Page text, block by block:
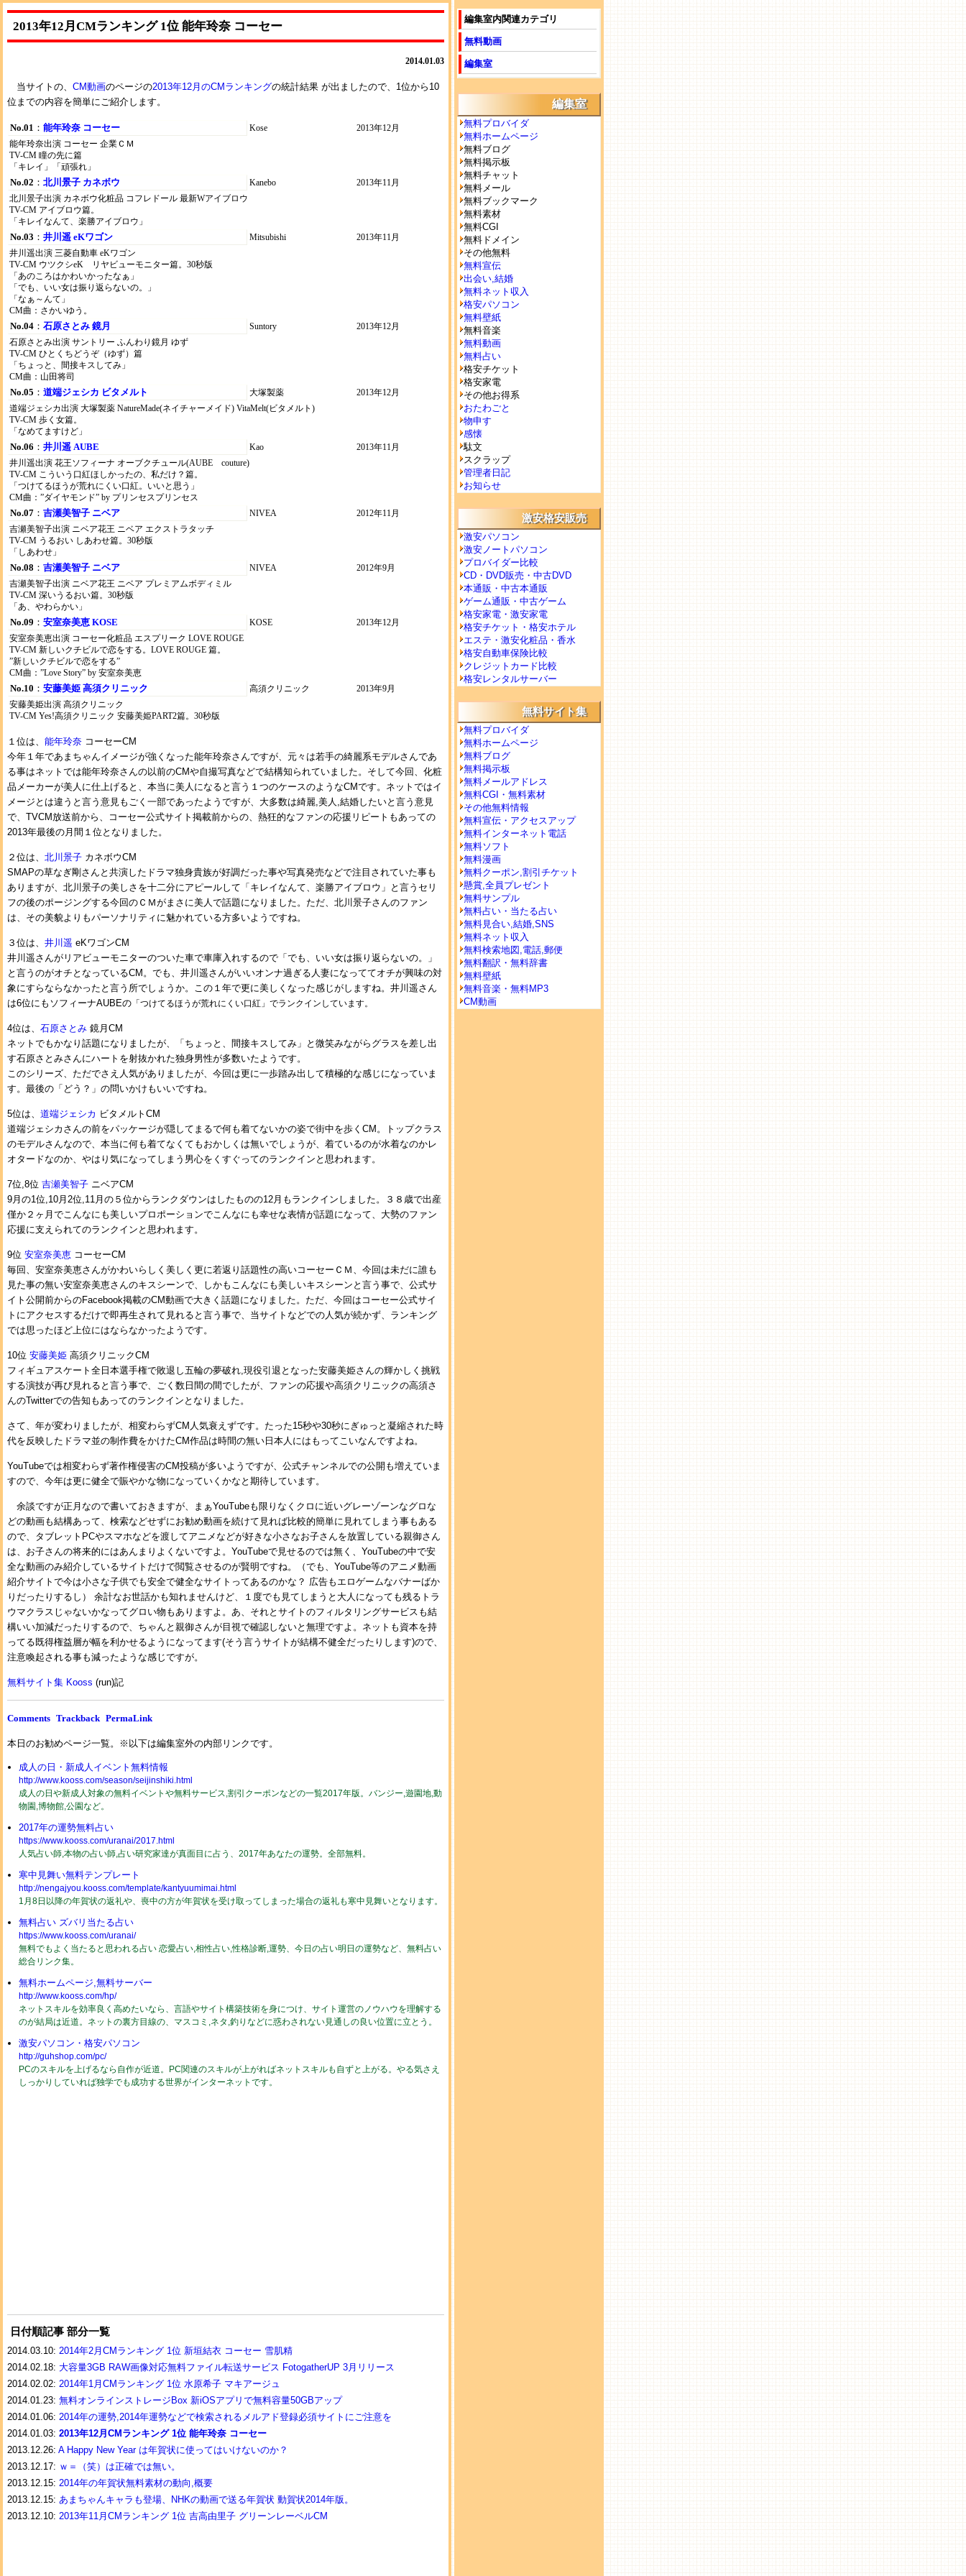
2013年12月CMランキング 1位 能年玲奈 コーセー
2014.01.03
当サイトの、 CM動画のページの2013年12月のCMランキングの統計結果 が出ましたので、1位から10
位までの内容を簡単にご紹介します。
No.01 ： 能年玲奈 コーセー Kose
2013年12月
能年玲奈出演 コーセー 企業ＣＭ
TV-CM 瞳の先に篇
「キレイ」「頑張れ」
No.02 ： 北川景子 カネボウ Kanebo
2013年11月
北川景子出演 カネボウ化粧品 コフレドール 最新Wアイブロウ
TV-CM アイブロウ篇。
「キレイなんて、楽勝アイブロウ」
No.03 ： 井川遥 eKワゴン Mitsubishi
2013年11月
井川遥出演 三菱自動車 eKワゴン
TV-CM ウツクシeK リヤビューモニター篇。30秒版
「あのころはかわいかったなぁ」
「でも、いい女は振り返らないの。」
「なぁ～んて」
CM曲：さかいゆう。
No.04 ： 石原さとみ 鏡月 Suntory
2013年12月
石原さとみ出演 サントリー ふんわり鏡月 ゆず
TV-CM ひとくちどうぞ（ゆず）篇
「ちょっと、間接キスしてみ」
CM曲：山田将司
No.05 ： 道端ジェシカ ビタメルト 大塚製薬
2013年12月
道端ジェシカ出演 大塚製薬 NatureMade(ネイチャーメイド) VitaMelt(ビタメルト)
TV-CM 歩く女篇。
「なめてますけど」
No.06 ： 井川遥 AUBE Kao
2013年11月
井川遥出演 花王ソフィーナ オーブクチュール(AUBE couture)
TV-CM こういう口紅ほしかったの、私だけ？篇。
「つけてるほうが荒れにくい口紅。いいと思う」
CM曲：”ダイヤモンド” by プリンセスプリンセス
No.07 ： 吉瀬美智子 ニベア NIVEA
2012年11月
吉瀬美智子出演 ニベア花王 ニベア エクストラタッチ
TV-CM うるおい しあわせ篇。30秒版
「しあわせ」
No.08 ： 吉瀬美智子 ニベア NIVEA
2012年9月
吉瀬美智子出演 ニベア花王 ニベア プレミアムボディミル
TV-CM 深いうるおい篇。30秒版
「あ、やわらかい」
No.09 ： 安室奈美恵 KOSE KOSE
2013年12月
安室奈美恵出演 コーセー化粧品 エスプリーク LOVE ROUGE
TV-CM 新しいクチビルで恋をする。LOVE ROUGE 篇。
”新しいクチビルで恋をする”
CM曲：”Love Story” by 安室奈美恵
No.10 ： 安藤美姫 高須クリニック 高須クリニック
2013年9月
安藤美姫出演 高須クリニック
TV-CM Yes!高須クリニック 安藤美姫PART2篇。30秒版
１位は、 能年玲奈 コーセーCM
今年１年であまちゃんイメージが強くなった能年玲奈さんですが、元々は若手の綺麗系モデルさんであ
る事はネットでは能年玲奈さんの以前のCMや自撮写真などで結構知られていました。そして今回、化粧
品メーカーが美人に仕上げると、本当に美人になると言う１つのケースのようなCMです。ネットではイ
メージとは違うと言う意見もごく一部であったようですが、大多数は綺麗,美人,結婚したいと言う意見
で、TVCM放送前から、コーセー公式サイト掲載前からの、熱狂的なファンの応援リピートもあっての
2013年最後の月間１位となりました。
２位は、 北川景子 カネボウCM
SMAPの草なぎ剛さんと共演したドラマ独身貴族が好調だった事や写真発売などで注目されていた事も
ありますが、北川景子の美しさを十二分にアピールして「キレイなんて、楽勝アイブロウ」と言うセリ
フの後のポージングする今回のＣＭがまさに美人で話題になりました。ただ、北川景子さんのファン
は、その美貌よりもパーソナリティに魅かれている方多いようですね。
３位は、 井川遥 eKワゴンCM
井川遥さんがリアビューモニターのついた車で車庫入れするので「でも、いい女は振り返らないの。」
と言うのがオチとなっているCM。でも、井川遥さんがいいオンナ過ぎる人妻になっててオチが興味の対
象にすらならなかったと言う所でしょうか。この１年で更に美しくなった感じがしますね。井川遥さん
は6位にもソフィーナAUBEの 「つけてるほうが荒れにくい口紅」でランクインしています。
4位は、 石原さとみ 鏡月CM
ネットでもかなり話題になりましたが、「ちょっと、間接キスしてみ」と微笑みながらグラスを差し出
す石原さとみさんにハートを射抜かれた独身男性が多数いたようです。
このシリーズ、ただでさえ人気がありましたが、今回は更に一歩踏み出して積極的な感じになっていま
す。最後の「どう？」の問いかけもいいですね。
5位は、 道端ジェシカ ビタメルトCM
道端ジェシカさんの前をパッケージが隠してまるで何も着てないかの姿で街中を歩くCM。トップクラス
のモデルさんなので、本当に何も着てなくてもおかしくは無いでしょうが、着ているのが水着なのかレ
オタードなのか、やはり気になってしまう男心をくすぐってのランクインと思われます。
7位,8位 吉瀬美智子 ニベアCM
9月の1位,10月2位,11月の５位からランクダウンはしたものの12月もランクインしました。３８歳で出産
僅か２ヶ月でこんなにも美しいプロポーションでこんなにも幸せな表情が話題になって、大勢のファン
応援に支えられてのランクインと思われます。
9位 安室奈美恵 コーセーCM
毎回、安室奈美恵さんがかわいらしく美しく更に若返り話題性の高いコーセーＣＭ、今回は未だに誰も
見た事の無い安室奈美恵さんのキスシーンで、しかもこんなにも美しいキスシーンと言う事で、公式サ
イト公開前からのFacebook掲載のCM動画で大きく話題になりました。ただ、今回はコーセー公式サイ
トにアクセスするだけで即再生されて見れると言う事で、当サイトなどでの人気が続かず、ランキング
では思ったほど上位にはならなかったようです。
10位 安藤美姫 高須クリニックCM
フィギュアスケート全日本選手権で敗退し五輪の夢破れ,現役引退となった安藤美姫さんの輝かしく挑戦
する演技が再び見れると言う事で、ごく数日間の間でしたが、ファンの応援や高須クリニックの高須さ
んのTwitterでの告知もあってのランクインとなりました。
さて、年が変わりましたが、相変わらずCM人気衰えずです。たった15秒や30秒にぎゅっと凝縮された時
代を反映したドラマ並の制作費をかけたCM作品は時間の無い日本人にはもってこいなんですよね。
YouTubeでは相変わらず著作権侵害のCM投稿が多いようですが、公式チャンネルでの公開も増えていま
すので、今年は更に健全で賑やかな物になっていくかなと期待しています。
余談ですが正月なので書いておきますが、まぁYouTubeも限りなくクロに近いグレーゾーンなグロな
どの動画も結構あって、検索などせずにお勧め動画を続けて見れば比較的簡単に見れてしまう事もある
ので、タブレットPCやスマホなどを渡してアニメなどが好きな小さなお子さんを放置している親御さん
は、お子さんの将来的にはあんまりよくないですよ。YouTubeで見せるのでは無く、YouTubeの中で安
全な動画のみ紹介しているサイトだけで閲覧させるのが賢明ですね。（でも、YouTube等のアニメ動画
紹介サイトで今は小さな子供でも安全で健全なサイトってあるのかな？ 広告もエロゲームなバナーばか
りだったりするし） 余計なお世話かも知れませんけど、１度でも見てしまうと大人になっても残るトラ
ウマクラスじゃないかなってグロい物もありますよ。あ、それとサイトのフィルタリングサービスも結
構いい加減だったりするので、ちゃんと親御さんが目視で確認しないと無理ですよ。ネットも資本を持
ってる既得権益層が幅を利かせるようになってます(そう言うサイトが結構不健全だったりします)ので、
注意喚起される事も減ったような感じですが。
無料サイト集 Kooss (run)記
Comments Trackback PermaLink
本日のお勧めページ一覧。※以下は編集室外の内部リンクです。
成人の日・新成人イベント無料情報
http://www.kooss.com/season/seijinshiki.html
成人の日や新成人対象の無料イベントや無料サービス,割引クーポンなどの一覧2017年版。バンジー,遊園地,動
物園,博物館,公園など。
2017年の運勢無料占い
https://www.kooss.com/uranai/2017.html
人気占い師,本物の占い師,占い研究家達が真面目に占う、2017年あなたの運勢。全部無料。
寒中見舞い無料テンプレート
http://nengajyou.kooss.com/template/kantyuumimai.html
1月8日以降の年賀状の返礼や、喪中の方が年賀状を受け取ってしまった場合の返礼も寒中見舞いとなります。
無料占い ズバリ当たる占い
https://www.kooss.com/uranai/
無料でもよく当たると思われる占い 恋愛占い,相性占い,性格診断,運勢、今日の占い明日の運勢など、無料占い
総合リンク集。
無料ホームページ,無料サーバー
http://www.kooss.com/hp/
ネットスキルを効率良く高めたいなら、言語やサイト構築技術を身につけ、サイト運営のノウハウを理解する
のが結局は近道。ネットの裏方目線の、マスコミ,ネタ,釣りなどに惑わされない見通しの良い位置に立とう。
激安パソコン・格安パソコン
http://guhshop.com/pc/
PCのスキルを上げるなら自作が近道。PC関連のスキルが上がればネットスキルも自ずと上がる。やる気さえ
しっかりしていれば独学でも成功する世界がインターネットです。
日付順記事 部分一覧
2014.03.10: 2014年2月CMランキング 1位 新垣結衣 コーセー 雪肌精
2014.02.18: 大容量3GB RAW画像対応無料ファイル転送サービス FotogatherUP 3月リリース
2014.02.02: 2014年1月CMランキング 1位 水原希子 マキアージュ
2014.01.23: 無料オンラインストレージBox 新iOSアプリで無料容量50GBアップ
2014.01.06: 2014年の運勢,2014年運勢などで検索されるメルアド登録必須サイトにご注意を
2014.01.03: 2013年12月CMランキング 1位 能年玲奈 コーセー
2013.12.26: A Happy New Year は年賀状に使ってはいけないのか？
2013.12.17: ｗ＝（笑）は正確では無い。
2013.12.15: 2014年の年賀状無料素材の動向,概要
2013.12.15: あまちゃんキャラも登場、NHKの動画で送る年賀状 動賀状2014年版。
2013.12.10: 2013年11月CMランキング 1位 吉高由里子 グリーンレーベルCM
編集室内関連カテゴリ
無料動画
編集室
編集室
無料プロバイダ
無料ホームページ
無料ブログ
無料掲示板
無料チャット
無料メール
無料ブックマーク
無料素材
無料CGI
無料ドメイン
その他無料
無料宣伝
出会い,結婚
無料ネット収入
格安パソコン
無料壁紙
無料音楽
無料動画
無料占い
格安チケット
格安家電
その他お得系
おたわごと
物申す
感懐
駄文
スクラップ
管理者日記
お知らせ
激安格安販売
激安パソコン
激安ノートパソコン
プロバイダー比較
CD・DVD販売・中古DVD
本通販・中古本通販
ゲーム通販・中古ゲーム
格安家電・激安家電
格安チケット・格安ホテル
エステ・激安化粧品・香水
格安自動車保険比較
クレジットカード比較
格安レンタルサーバー
無料サイト集
無料プロバイダ
無料ホームページ
無料ブログ
無料掲示板
無料メールアドレス
無料CGI・無料素材
その他無料情報
無料宣伝・アクセスアップ
無料インターネット電話
無料ソフト
無料漫画
無料クーポン,割引チケット
懸賞,全員プレゼント
無料サンプル
無料占い・当たる占い
無料見合い,結婚,SNS
無料ネット収入
無料検索地図,電話,郵便
無料翻訳・無料辞書
無料壁紙
無料音楽・無料MP3
CM動画